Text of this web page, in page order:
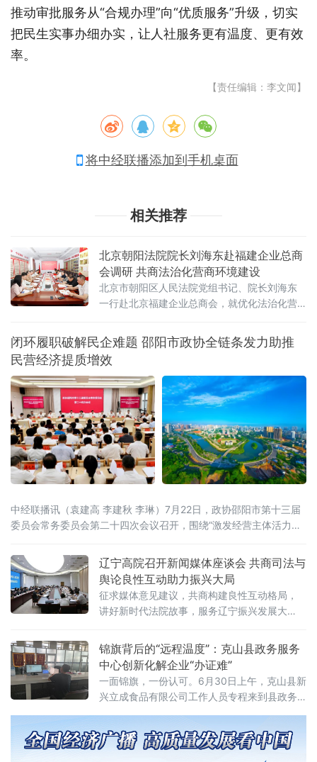
推动审批服务从“合规办理”向“优质服务”升级，切实
把民生实事办细办实，让人社服务更有温度、更有效
率。
【责任编辑：李文闻】
将中经联播添加到手机桌面
相关推荐
北京朝阳法院院长刘海东赴福建企业总商
会调研 共商法治化营商环境建设
北京市朝阳区人民法院党组书记、院长刘海东
一行赴北京福建企业总商会，就优化法治化营
开展专题调研座谈。
闭环履职破解民企难题 邵阳市政协全链条发力助推
民营经济提质增效
中经联播讯（袁建高 李建秋 李琳）7月22日，政协邵阳市第十三届
委员会常务委员会第二十四次会议召开，围绕“激发经营主体活力，
话，市政协主席周文主持。会上审议通过了《关于“激发经营主体活
力，助力民营经济提质增效”向中共邵阳市委、市人民政府的建议
案》。这场协商议政，标志着邵阳市政协围绕同一议题，完成了从
专题调研、跨省考察、联合行动到建言建策的
辽宁高院召开新闻媒体座谈会 共商司法与
舆论良性互动助力振兴大局
征求媒体意见建议，共商构建良性互动格局，
讲好新时代法院故事，服务辽宁振兴发展大
行正确政绩观学习教育省委第七督导组组长任
长海，辽宁省委宣传部副部长琚慧敏，省委政
法委政治部主任朱贺麟，省委网信办副主任
锦旗背后的“远程温度”：克山县政务服务
中心创新化解企业“办证难”
一面锦旗，一份认可。6月30日上午，克山县新
兴立成食品有限公司工作人员专程来到县政务
服务暖人心”的锦旗送到“企业之家”窗口，对该
窗口工作人员在其业务办理过程中提供的专业
高效、贴心暖心服务表达诚挚谢意。此次企业